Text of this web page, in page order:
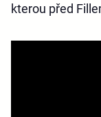
kterou před